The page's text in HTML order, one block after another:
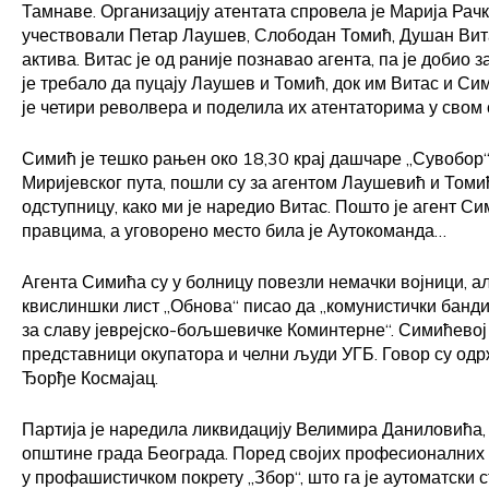
Тамнаве. Организацију атентата спровела је Марија
учествовали Петар Лаушев, Слободан Томић, Душан
актива. Витас је од раније познавао агента, па је
је требало да пуцају Лаушев и Томић, док им Витас и
је четири револвера и поделила их атентаторима у свом
Симић је тешко рањен око 18,30 крај дашчаре
Миријевског пута, пошли су за агентом Лаушевић и
одступницу, како ми је наредио Витас. Пошто је агент
правцима, а уговорено место била је
Агента Симића су у болницу повезли немачки војници,
квислиншки лист „Обнова“ писао да „комунистички
за славу јеврејско-бољшевичке Коминтерне“.
представници окупатора и челни људи УГБ. Говор су
Ђорђе Космајац.
Партија је наредила ликвидацију Велимира
општине града Београда. Поред својих
у профашистичком покрету „Збор“, што га је